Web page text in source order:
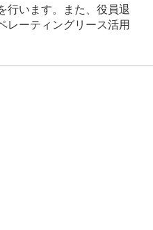
行います。また、役員退
レーティングリース活用